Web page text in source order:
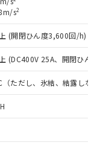
s2
(開閉ひん度3,600回/h)
(DC400V 25A、開閉ひん
ただし、氷結、結露しな
および標
ることをご
価格はお客
様担当のオ
社販売員に
当社販売拠
果を当社の
化ビフェニル
ニルエーテル類
エチルヘキシ
フタル酸ブチ
ソブチル
機器に対する
閾値を超える意
Cd(カドミウ
リ臭化ビフェ
ェニルエーテ
チルベンジ
1000ppm
べてが基
務取引許
手続きを
場合は、完
輸出されな
。
、ミサイ
たはその他
置等に一切
に販売する
の内容を当
在庫あり
況につ
引先、ま
ロン制御
員にご確